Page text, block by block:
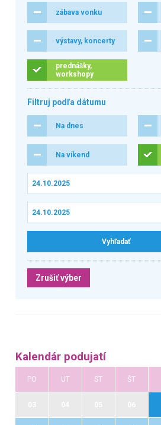
zábava vonku
výstavy, koncerty
prednášky,
workshopy
Filtruj podľa dátumu
Na dnes
Na víkend
Zrušiť výber
Kalendár podujatí
PO UT ST ŠT